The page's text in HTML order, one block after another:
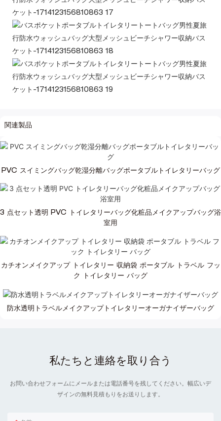
関連製品
PVC スイミングバッグ乾湿分離バッグポータブルトイレタリーバッグ
3 点セット透明 PVC トイレタリーバッグ化粧品メイクアップバッグ浴
室用
カチオンメイクアップ トイレタリー 収納袋 ポータブル トラベル フッ
ク トイレタリー バッグ
防水透明トラベルメイクアップトイレタリーオーガナイザーバッグ
私たちと連絡を取り合う
お問い合わせフォームにメールまたは電話番号を残してください。幅広いデ
ザインの無料見積もりをお送りします。